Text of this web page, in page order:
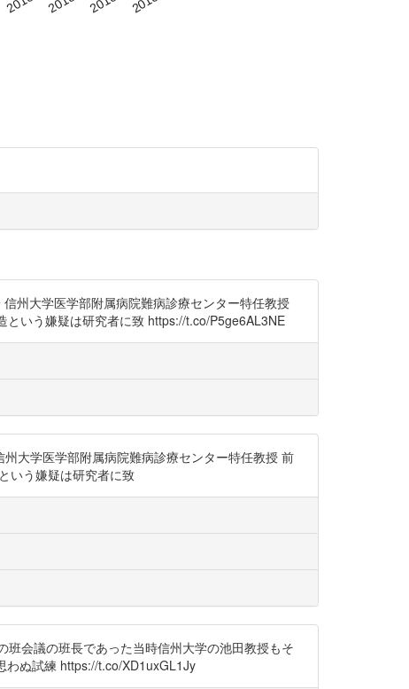
州大学医学部附属病院難病診療センター特任教授
いう嫌疑は研究者に致 https://t.co/P5ge6AL3NE
大学医学部附属病院難病診療センター特任教授 前
いう嫌疑は研究者に致
会議の班長であった当時信州大学の池田教授もそ
ぬ試練 https://t.co/XD1uxGL1Jy